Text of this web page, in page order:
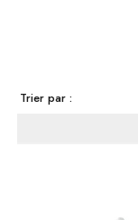
Trier par :